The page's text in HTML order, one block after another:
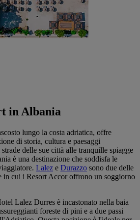
in Albania
lungo la costa adriatica, offre
di storia, cultura e paesaggi
delle sue città alle tranquille spiagge
è una destinazione che soddisfa le
Lalez e Durazzo sono due delle
in cui i Resort Accor offrono un soggiorno
Lalez Durres è incastonato nella baia
foreste di pini e a due passi